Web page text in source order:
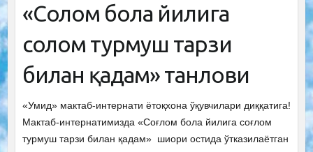
«Соғлом бола йилига
соғлом турмуш тарзи
билан қадам» танлови
«Умид» мактаб-интернати ётоқхона ўқувчилари диққатига!
Мактаб-интернатимизда «Соғлом бола йилига соғлом
турмуш тарзи билан қадам» шиори остида ўтказилаётган